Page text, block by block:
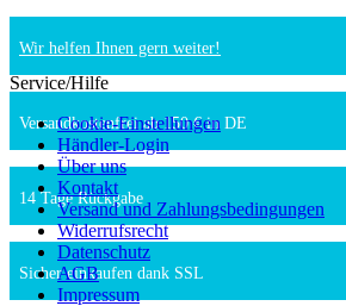
Wir helfen Ihnen gern weiter!
Versandkostenfrei ab 150 € in DE
14 Tage Rückgabe
Sicher einkaufen dank SSL
Service/Hilfe
Cookie-Einstellungen
Händler-Login
Über uns
Kontakt
Versand und Zahlungsbedingungen
Widerrufsrecht
Datenschutz
AGB
Impressum